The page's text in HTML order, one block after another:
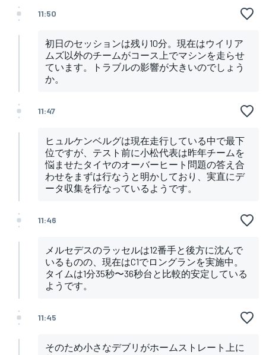
11:50
初日のセッションは残り10分。現在はウイリア
ムズ以外のチームがコース上でマシンを走らせ
ています。トラブルの影響が大きいのでしょう
か。
11:47
ヒュルケンベルグは現在走行している中で最下
位ですが、テスト前に小松代表は昨年チームを
悩ませたタイヤのオーバーヒート問題の答え合
わせをまずは行なうと明かしており、実直にデ
ータ収集を行なっているようです。
11:46
メルセデスのラッセルは12番手と後方に沈んで
いるものの、現在はC1でロングランを実施中。
タイムは1分35秒〜36秒台と比較的安定している
ようです。
11:45
そのため小さなデブリがホームストレート上に